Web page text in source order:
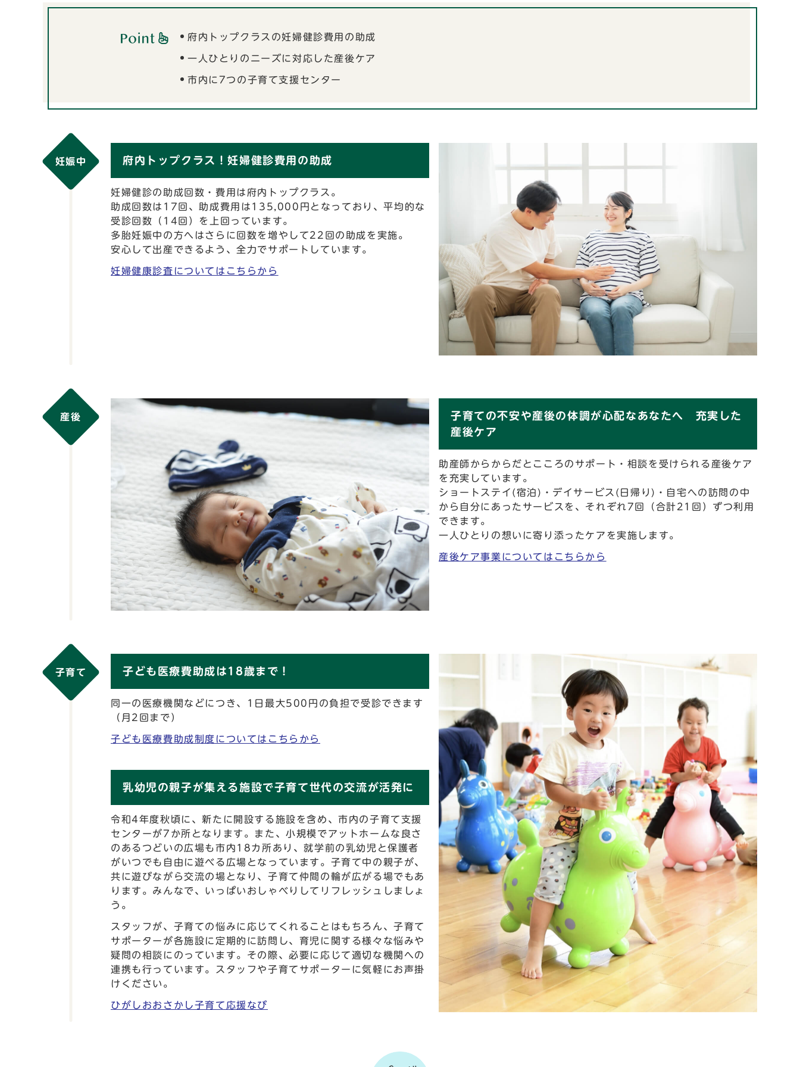
府内トップクラスの妊婦健診費用の助成
一人ひとりのニーズに対応した産後ケア
市内に7つの子育て支援センター
妊娠中 府内トップクラス！妊婦健診費用の助成
妊婦健診の助成回数・費用は府内トップクラス。
助成回数は17回、助成費用は135,000円となっており、平均的な
受診回数（14回）を上回っています。
多胎妊娠中の方へはさらに回数を増やして22回の助成を実施。
安心して出産できるよう、全力でサポートしています。
妊婦健康診査についてはこちらから
産後
子育ての不安や産後の体調が心配なあなたへ 充実した
産後ケア
助産師からからだとこころのサポート・相談を受けられる産後ケア
を充実しています。
ショートステイ(宿泊)・デイサービス(日帰り)・自宅への訪問の中
から自分にあったサービスを、それぞれ7回（合計21回）ずつ利用
できます。
一人ひとりの想いに寄り添ったケアを実施します。
産後ケア事業についてはこちらから
子育て 子ども医療費助成は18歳まで！
同一の医療機関などにつき、1日最大500円の負担で受診できます
（月2回まで）
子ども医療費助成制度についてはこちらから
乳幼児の親子が集える施設で子育て世代の交流が活発に
令和4年度秋頃に、新たに開設する施設を含め、市内の子育て支援
センターが7か所となります。また、小規模でアットホームな良さ
のあるつどいの広場も市内18カ所あり、就学前の乳幼児と保護者
がいつでも自由に遊べる広場となっています。子育て中の親子が、
共に遊びながら交流の場となり、子育て仲間の輪が広がる場でもあ
ります。みんなで、いっぱいおしゃべりしてリフレッシュしましょ
う。
スタッフが、子育ての悩みに応じてくれることはもちろん、子育て
サポーターが各施設に定期的に訪問し、育児に関する様々な悩みや
疑問の相談にのっています。その際、必要に応じて適切な機関への
連携も行っています。スタッフや子育てサポーターに気軽にお声掛
けください。
ひがしおおさかし子育て応援なび